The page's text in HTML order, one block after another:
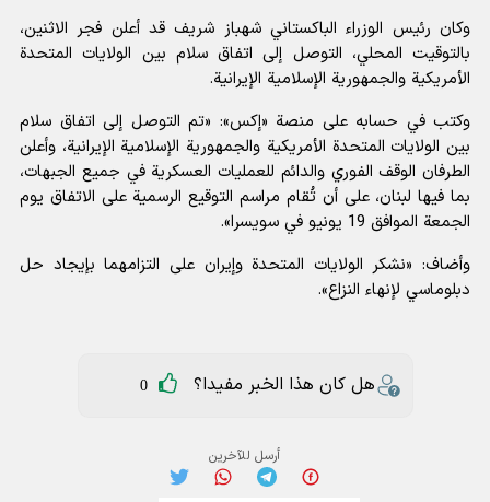
وكان رئيس الوزراء الباكستانيشهباز شريفقد أعلن فجر الاثنين،
بالتوقيت المحلي، التوصل إلى اتفاق سلام بين الولايات المتحدة
الأمريكية والجمهورية الإسلامية الإيرانية.
وكتب في حسابه على منصة «إكس»: «تم التوصل إلى اتفاق سلام
بين الولايات المتحدة الأمريكية والجمهورية الإسلامية الإيرانية، وأعلن
الطرفان الوقف الفوري والدائم للعمليات العسكرية في جميع الجبهات،
بما فيها لبنان، على أن تُقام مراسم التوقيع الرسمية على الاتفاق يوم
الجمعة الموافق 19 يونيو في سويسرا».
وأضاف: «نشكر الولايات المتحدة وإيران على التزامهما بإيجاد حل
دبلوماسي لإنهاء النزاع».
هل كان هذا الخبر مفيدا؟ 0
أرسل للآخرين